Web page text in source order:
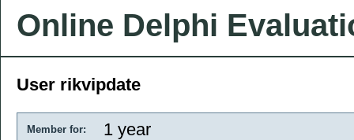
Online Delphi
User rikvipdate
Member for: 1 year